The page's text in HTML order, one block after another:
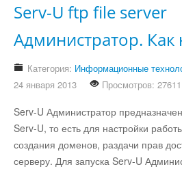
Юмор
Акции
Мысли
Языки
Serv-U ftp file server
Администратор. Как
Категория: Информационные
24 января 2013
Просмотров: 27611
Serv-U Администратор
Serv-U, то есть для настройки
создания доменов, раздачи прав
серверу. Для запуска Serv-U